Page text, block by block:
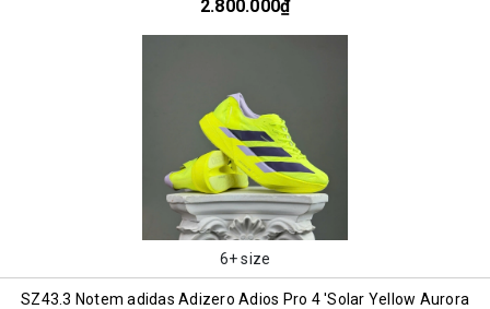
2.800.000₫
6+ size
SZ43.3 Notem adidas Adizero Adios Pro 4 'Solar Yellow Aurora